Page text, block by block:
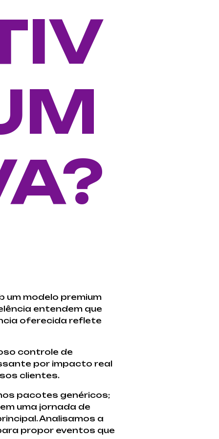
um modelo premium
entendem que
oferecida reflete
controle de
por impacto real
clientes.
pacotes genéricos;
uma jornada de
Analisamos a
propor eventos que